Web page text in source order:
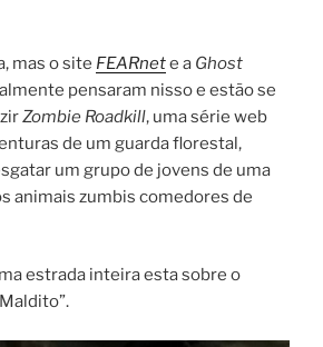
mas o site FEARnete a Ghost
pensaram nisso e estão se
Zombie Roadkill, uma série web
de um guarda florestal,
um grupo de jovens de uma
animais zumbis comedores de
estrada inteira esta sobre o